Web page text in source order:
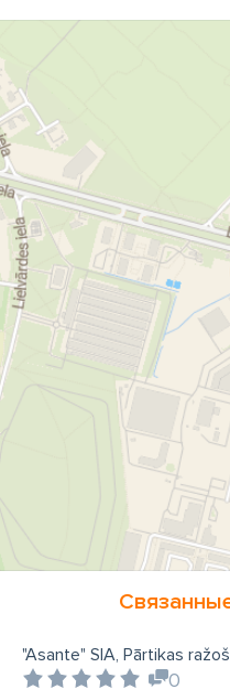
Моющие и
Коптильные
ООО "Asante"
Asante ООО Специи
Коптильные камеры
Тележка для
Вакуумные и
Наполнители
Вакуумные
Ножи и
"Asante" SIA, Pārtikas
0